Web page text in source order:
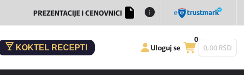
PREZENTACIJE I CENOVNICI
KOKTEL RECEPTI Uloguj se
0
0,00 RSD